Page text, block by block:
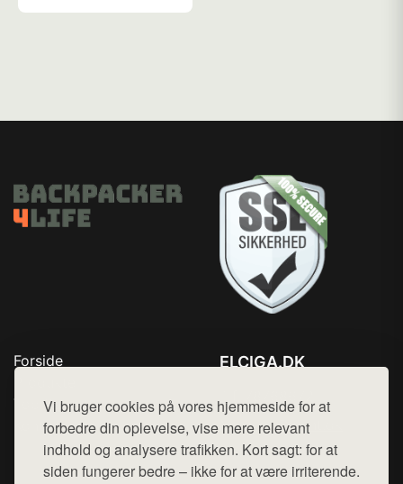
Vi bruger cookies på vores hjemmeside for at
forbedre din oplevelse, vise mere relevant
indhold og analysere trafikken. Kort sagt: for at
siden fungerer bedre – ikke for at være irriterende.
Forside
Top Rabatter
Kontakt
ELCIGA.DK
Mail: hej@want.dk
Cookie- og privatlivspolitik